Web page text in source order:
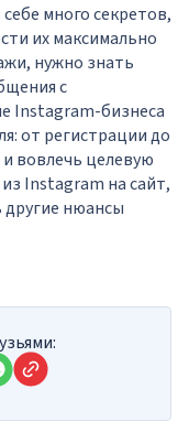
много секретов,
их максимально
нужно знать
с
Instagram-бизнеса
от регистрации до
и вовлечь целевую
Instagram на сайт,
другие нюансы